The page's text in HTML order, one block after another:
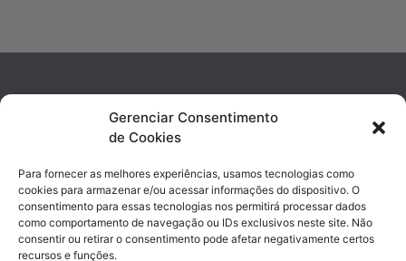
Gerenciar Consentimento
de Cookies
Para fornecer as melhores experiências, usamos tecnologias como
cookies para armazenar e/ou acessar informações do dispositivo. O
consentimento para essas tecnologias nos permitirá processar dados
como comportamento de navegação ou IDs exclusivos neste site. Não
consentir ou retirar o consentimento pode afetar negativamente certos
recursos e funções.
contato@sishosp.com.br
(19) 3743-4890 | (19) 99947-8017
Avenida Marechal Rondon, 338 Jd. Chapadão | Campinas, SP